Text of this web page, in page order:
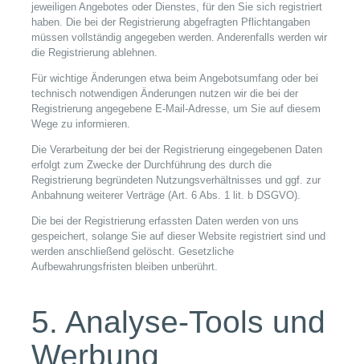
jeweiligen Angebotes oder Dienstes, für den Sie sich registriert
haben. Die bei der Registrierung abgefragten Pflichtangaben
müssen vollständig angegeben werden. Anderenfalls werden wir
die Registrierung ablehnen.
Für wichtige Änderungen etwa beim Angebotsumfang oder bei
technisch notwendigen Änderungen nutzen wir die bei der
Registrierung angegebene E-Mail-Adresse, um Sie auf diesem
Wege zu informieren.
Die Verarbeitung der bei der Registrierung eingegebenen Daten
erfolgt zum Zwecke der Durchführung des durch die
Registrierung begründeten Nutzungsverhältnisses und ggf. zur
Anbahnung weiterer Verträge (Art. 6 Abs. 1 lit. b DSGVO).
Die bei der Registrierung erfassten Daten werden von uns
gespeichert, solange Sie auf dieser Website registriert sind und
werden anschließend gelöscht. Gesetzliche
Aufbewahrungsfristen bleiben unberührt.
5. Analyse-Tools und
Werbung